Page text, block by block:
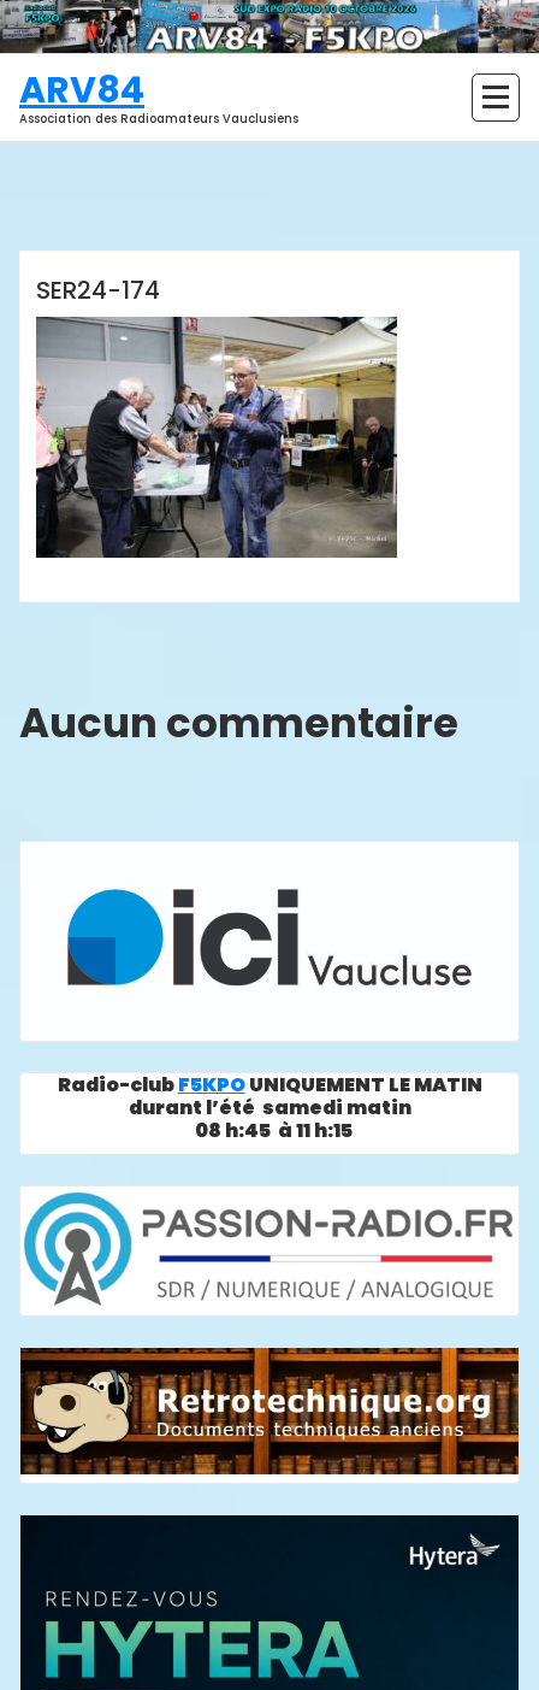
Aller
au
contenu
ARV84
Association des Radioamateurs Vauclusiens
SER24-174
Aucun commentaire
Radio-clubF5KPOUNIQUEMENT LE MATIN
durant l’été samedi matin
08 h:45 à 11 h:15